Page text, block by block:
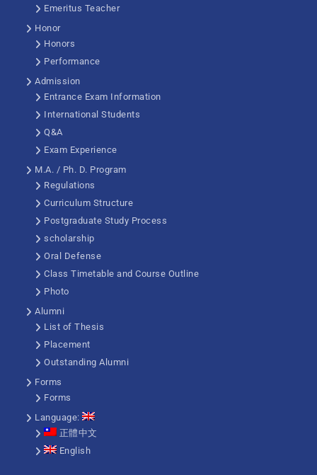
Emeritus Teacher
Honor
Honors
Performance
Admission
Entrance Exam Information
International Students
Q&A
Exam Experience
M.A. / Ph. D. Program
Regulations
Curriculum Structure
Postgraduate Study Process
scholarship
Oral Defense
Class Timetable and Course Outline
Photo
Alumni
List of Thesis
Placement
Outstanding Alumni
Forms
Forms
Language:
正體中文
English